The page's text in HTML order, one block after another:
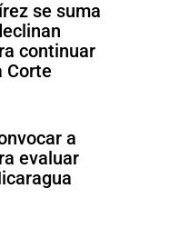
se suma
continuar
Corte
a
evaluar